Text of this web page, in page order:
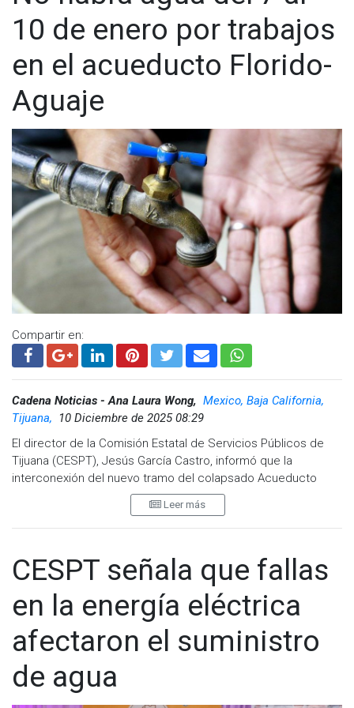
10 de enero por trabajos
en el acueducto Florido-
Aguaje
Compartir en:
Cadena Noticias - Ana Laura Wong, Mexico, Baja California,
Tijuana,
10 Diciembre de 2025 08:29
El director de la Comisión Estatal de Servicios Públicos de
Tijuana (CESPT), Jesús García Castro, informó que la
interconexión del nuevo tramo del colapsado Acueducto
Florido-Aguaje será pospuesta hasta enero de 2026. La
medida busca evitar un corte masivo de agua durante la
temporada decembrina y garantizar un suministro estable
García Castro explicó que actualmente la pendiente del
acueducto ya se encuentra en condiciones normales, pero
en la zona donde se presenta la fricción por la presión del
agua es donde se han presentado los mayores desgastes.
Aunque la infraestructura ya cumplió su vida útil, esta sección
ha sido la que ha generado más problemas, por lo que se
trabaja en una solución definitiva para la población.
Leer más
CESPT señala que fallas
en la energía eléctrica
afectaron el suministro
de agua